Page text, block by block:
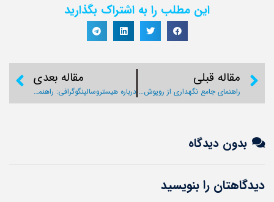
این مطلب را به اشتراک بگذارید
مقاله قبلی
راهنمای جامع نگهداری از روپوش سربی
مقاله بعدی
درباره هیستروسالپنگوگرافی: راهنمای کامل شما
بدون دیدگاه
دیدگاهتان را بنویسید